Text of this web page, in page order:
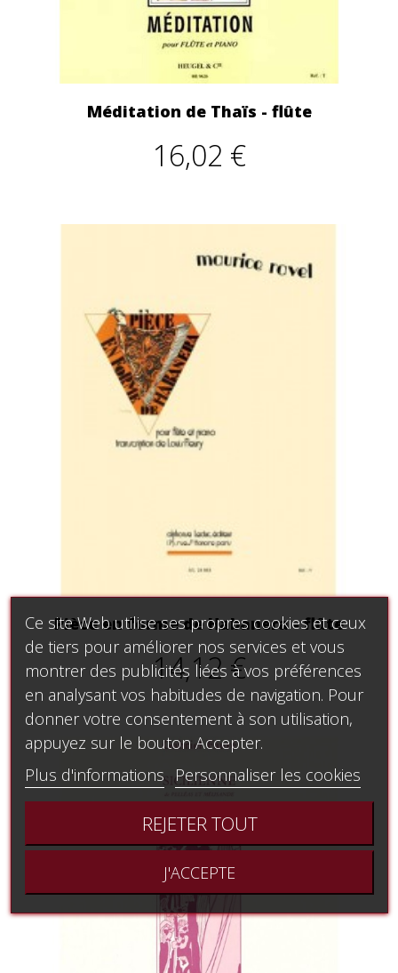
Méditation de Thaïs - flûte
16,02 €
Pièce en forme de Habanera - flûte
14,12 €
Ce site Web utilise ses propres cookies et ceux
de tiers pour améliorer nos services et vous
montrer des publicités liées à vos préférences
en analysant vos habitudes de navigation. Pour
donner votre consentement à son utilisation,
appuyez sur le bouton Accepter.
Plus d'informations
Personnaliser les cookies
REJETER TOUT
J'ACCEPTE